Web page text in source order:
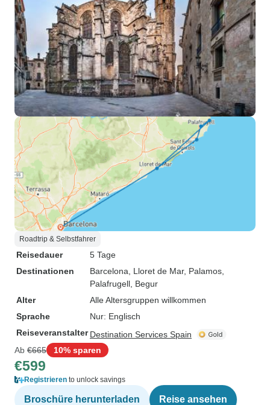
Roadtrip & Selbstfahrer
Reisedauer
5 Tage
Destinationen
Barcelona , Lloret de Mar, Palamos
Palafrugell , Begur
Alter
Alle Altersgruppen willkommen
Sprache
Nur: Englisch
Reiseveranstalter Destination Services Spain
Ab €665 10% sparen
€599
Registrieren to unlock savings
Broschüre herunterladen Reise ansehen